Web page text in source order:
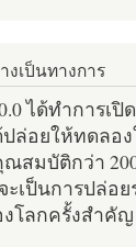
งเป็นทางการ
ได้ทำการเปิ
ปล่อยให้ทดลอ
สมบัติกว่า
เป็นการปล่อย
โลกครั้งสำคัญ